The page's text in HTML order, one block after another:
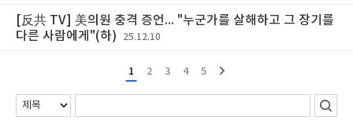
[反共 TV] 美의원 충격 증언... "누군가를 살해하고 그 장기를
다른 사람에게"(하)
25.12.10
1 2 3 4 5